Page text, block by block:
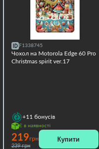
F1338745
Чохол на Motorola Edge 60 Pro
Christmas spirit ver.17
+11 бонусів
Є в наявності
219грн
239 грн
Купити